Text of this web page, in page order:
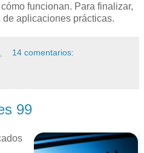
funcionan. Para finalizar,
aplicaciones prácticas.
14 comentarios:
99